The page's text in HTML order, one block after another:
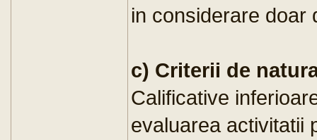
in considerare doar
c) Criterii de
Calificative
evaluarea activitatii